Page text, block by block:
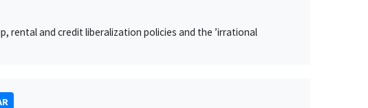
rental and credit liberalization policies and the ’irrational